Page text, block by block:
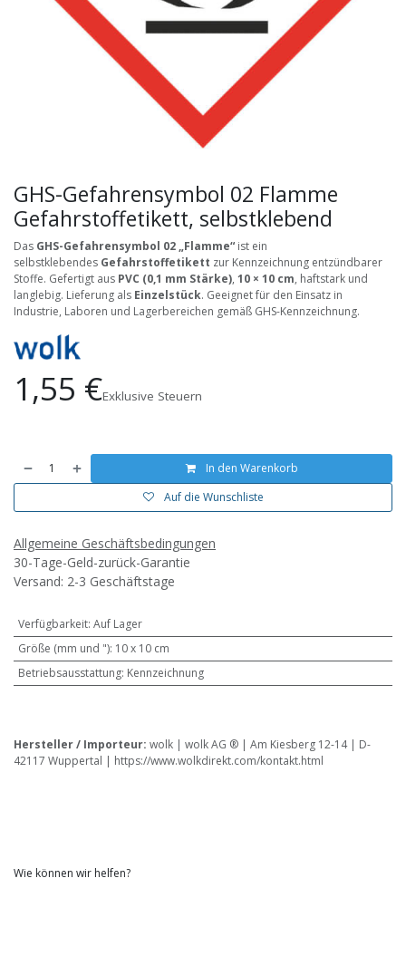
GHS-Gefahrensymbol 02 Flamme
Gefahrstoffetikett, selbstklebend
Das GHS-Gefahrensymbol 02 „Flamme“ ist ein
selbstklebendes Gefahrstoffetikett zur Kennzeichnung entzündbarer
Stoffe. Gefertigt aus PVC (0,1 mm Stärke), 10 × 10 cm, haftstark und
langlebig. Lieferung als Einzelstück. Geeignet für den Einsatz in
Industrie, Laboren und Lagerbereichen gemäß GHS-Kennzeichnung.
1,55 €Exklusive Steuern
In den Warenkorb
Auf die Wunschliste
Allgemeine Geschäftsbedingungen
30-Tage-Geld-zurück-Garantie
Versand: 2-3 Geschäftstage
Verfügbarkeit: Auf Lager
Größe (mm und "): 10 x 10 cm
Betriebsausstattung: Kennzeichnung
Hersteller / Importeur: wolk | wolk AG ® | Am Kiesberg 12-14 | D-
42117 Wuppertal | https://www.wolkdirekt.com/kontakt.html
Wie können wir helfen?